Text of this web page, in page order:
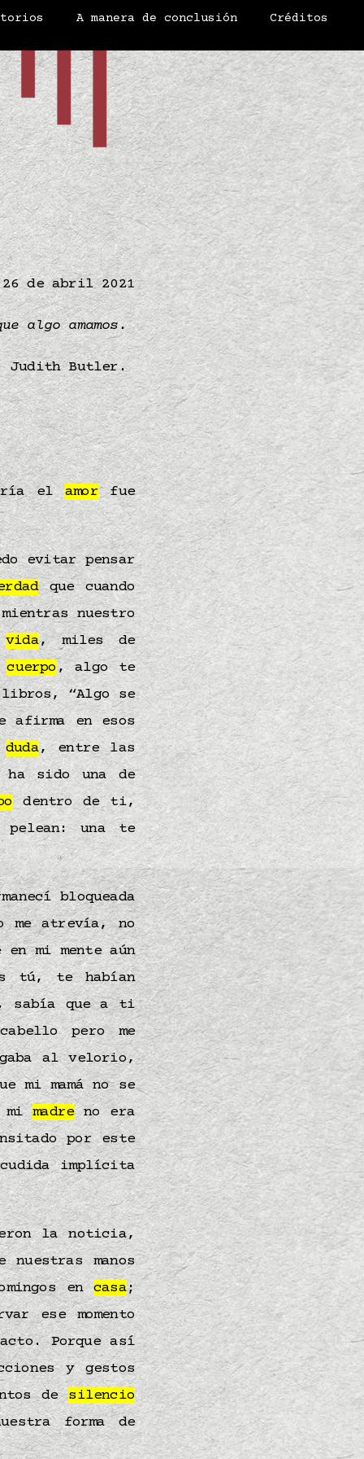
A manera de conclusión Créditos
26 de abril 2021
algo amamos.
Judith Butler.
elamorfue
evitar pensar
que cuando
nuestro
vida, miles de
cuerpo, algo te
libros, “Algo se
afirma en esos
duda, entre las
sido una de
dentro de ti,
pelean: una te
bloqueada
me atrevía, no
mi mente aún
tú, te habían
sabía que a ti
pero me
al velorio,
mi mamá no se
mimadreno era
por este
implícita
la noticia,
manos
encasa;
ese momento
Porque así
y gestos
desilencio
forma de